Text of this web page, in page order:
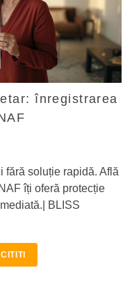
înregistrarea
soluție rapidă. Află
îți oferă protecție
BLISS